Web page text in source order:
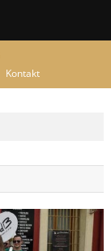
Kontakt